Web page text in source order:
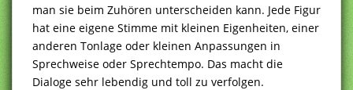
man sie beim Zuhören unterscheiden kann. Jede Figur
hat eine eigene Stimme mit kleinen Eigenheiten, einer
anderen Tonlage oder kleinen Anpassungen in
Sprechweise oder Sprechtempo. Das macht die
Dialoge sehr lebendig und toll zu verfolgen.